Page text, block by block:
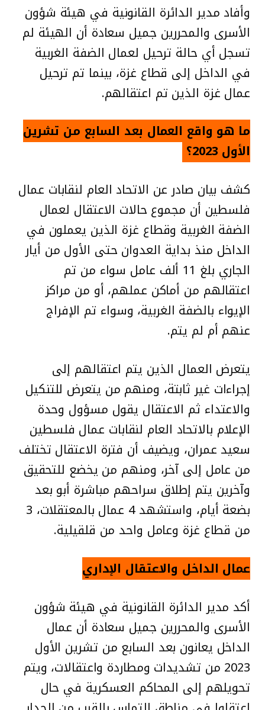
وأفاد مدير الدائرة القانونية في هيئة شؤون
الأسرى والمحررين جميل سعادة أن الهيئة لم
تسجل أي حالة ترحيل لعمال الضفة الغربية
في الداخل إلى قطاع غزة، بينما تم ترحيل
عمال غزة الذين تم اعتقالهم.
ما هو واقع العمال بعد السابع من تشرين
الأول 2023؟
كشف بيان صادر عن الاتحاد العام لنقابات عمال
فلسطين أن مجموع حالات الاعتقال لعمال
الضفة الغربية وقطاع غزة الذين يعملون في
الداخل منذ بداية العدوان حتى الأول من أيار
الجاري بلغ 11 ألف عامل سواء من تم
اعتقالهم من أماكن عملهم، أو من مراكز
الإيواء بالضفة الغربية، وسواء تم الإفراج
عنهم أم لم يتم.
يتعرض العمال الذين يتم اعتقالهم إلى
إجراءات غير ثابتة، ومنهم من يتعرض للتنكيل
والاعتداء ثم الاعتقال يقول مسؤول وحدة
الإعلام بالاتحاد العام لنقابات عمال فلسطين
سعيد عمران، ويضيف أن فترة الاعتقال تختلف
من عامل إلى آخر، ومنهم من يخضع للتحقيق
وآخرين يتم إطلاق سراحهم مباشرة أبو بعد
بضعة أيام، واستشهد 4 عمال بالمعتقلات، 3
من قطاع غزة وعامل واحد من قلقيلية.
عمال الداخل والاعتقال الإداري
أكد مدير الدائرة القانونية في هيئة شؤون
الأسرى والمحررين جميل سعادة أن عمال
الداخل يعانون بعد السابع من تشرين الأول
2023 من تشديدات ومطاردة واعتقالات، ويتم
تحويلهم إلى المحاكم العسكرية في حال